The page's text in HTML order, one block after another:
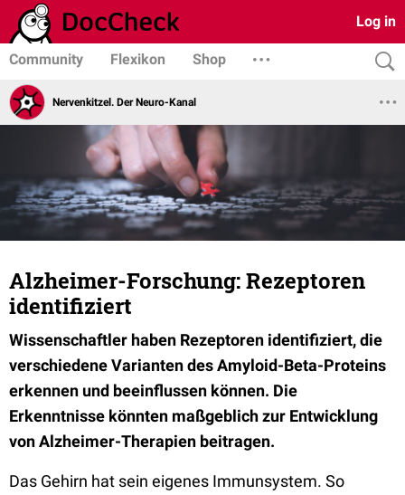
Log in
Community Flexikon Shop
Nervenkitzel. Der Neuro-Kanal
Alzheimer-Forschung: Rezeptoren
identifiziert
Wissenschaftler haben Rezeptoren identifiziert, die
verschiedene Varianten desAmyloid-Beta-Proteins
erkennen und beeinflussen können. Die
Erkenntnisse könnten maßgeblich zur Entwicklung
von Alzheimer-Therapien beitragen.
Das Gehirn hat sein eigenes Immunsystem. So